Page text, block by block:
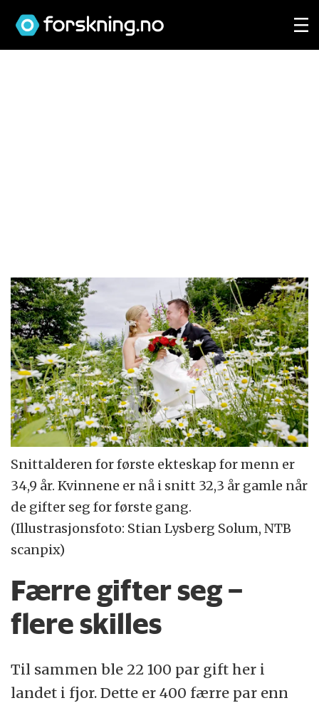
Snittalderen for første ekteskap for menn er
34,9 år. Kvinnene er nå i snitt 32,3 år gamle når
de gifter seg for første gang.
(Illustrasjonsfoto: Stian Lysberg Solum, NTB
scanpix)
Færre gifter seg –
flere skilles
Til sammen ble 22 100 par gift her i
landet i fjor. Dette er 400 færre par enn